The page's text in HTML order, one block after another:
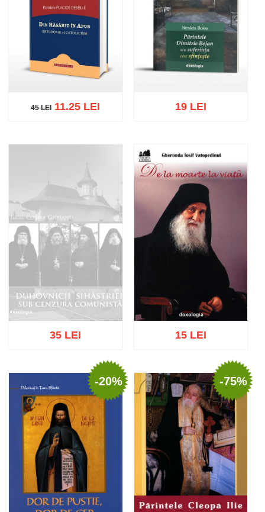
45 LEI
45 LEI11.25 LEI
Adaugă în coș Wishlist
19 LEI
Stoc epuizat
35 LEI
Adaugă în coș Wishlist
15 LEI
-20% -75%